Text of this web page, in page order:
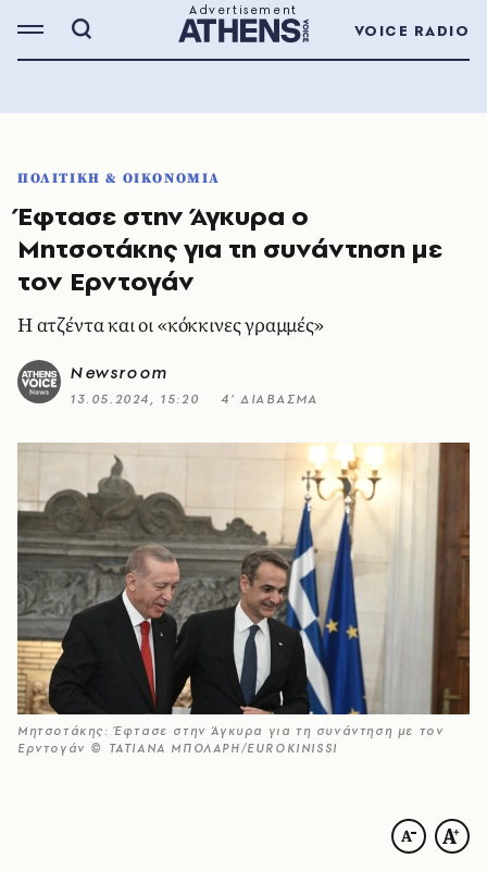
VOICE RADIO
ΠΟΛΙΤΙΚΗ & ΟΙΚΟΝΟΜΙΑ
Έφτασε στην Άγκυρα ο
Μητσοτάκης για τη συνάντηση με
τον Ερντογάν
Η ατζέντα και οι «κόκκινες γραμμές»
Newsroom
13.05.2024, 15:20 4’ ΔΙΑΒΑΣΜΑ
Μητσοτάκης: Έφτασε στην Άγκυρα για τη συνάντηση με τον
Ερντογάν © ΤΑΤΙΑΝΑ ΜΠΟΛΑΡΗ/EUROKINISSI